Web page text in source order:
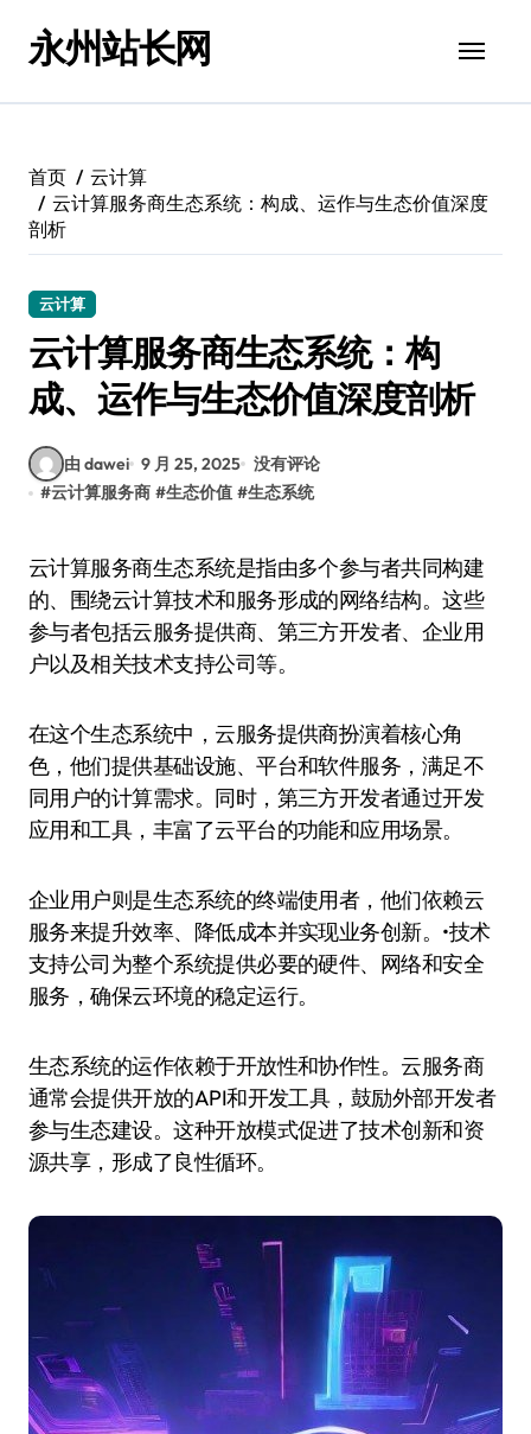
永州站长网
首页
云计算
云计算服务商生态系统：构成、运作与生态价值深度
剖析
云计算
云计算服务商生态系统：构
成、运作与生态价值深度剖析
由 dawei 9 月 25, 2025 没有评论
#云计算服务商 #生态价值 #生态系统
云计算服务商生态系统是指由多个参与者共同构建
的、围绕云计算技术和服务形成的网络结构。这些
参与者包括云服务提供商、第三方开发者、企业用
户以及相关技术支持公司等。
在这个生态系统中，云服务提供商扮演着核心角
色，他们提供基础设施、平台和软件服务，满足不
同用户的计算需求。同时，第三方开发者通过开发
应用和工具，丰富了云平台的功能和应用场景。
企业用户则是生态系统的终端使用者，他们依赖云
服务来提升效率、降低成本并实现业务创新。•技术
支持公司为整个系统提供必要的硬件、网络和安全
服务，确保云环境的稳定运行。
生态系统的运作依赖于开放性和协作性。云服务商
通常会提供开放的API和开发工具，鼓励外部开发者
参与生态建设。这种开放模式促进了技术创新和资
源共享，形成了良性循环。